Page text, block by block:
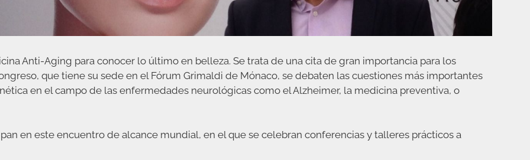
Anti-Aging para conocer lo último en belleza. Se trata de una cita de gran importancia para los
que tiene su sede en el Fórum Grimaldi de Mónaco, se debaten las cuestiones más importantes
en el campo de las enfermedades neurológicas como el Alzheimer, la medicina preventiva, o
en este encuentro de alcance mundial, en el que se celebran conferencias y talleres prácticos a